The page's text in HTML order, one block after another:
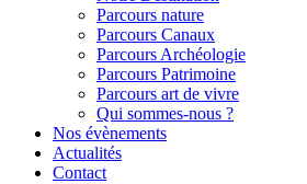
Parcours nature
Parcours Canaux
Parcours Archéologie
Parcours Patrimoine
Parcours art de vivre
Qui sommes-nous ?
Nos évènements
Actualités
Contact